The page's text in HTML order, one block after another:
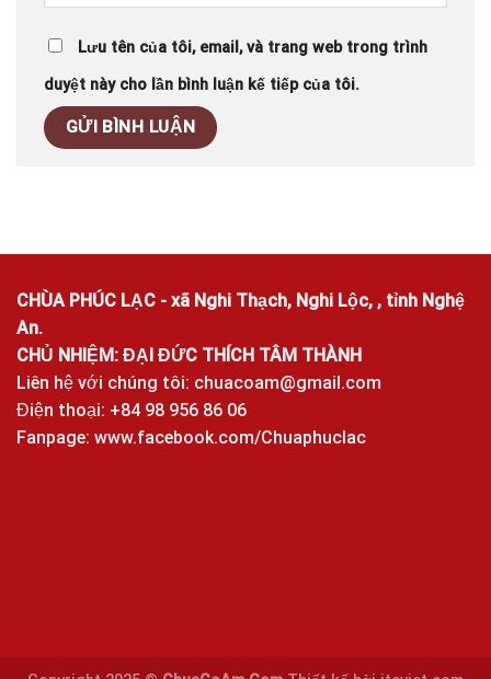
Lưu tên của tôi, email, và trang web trong trình
duyệt này cho lần bình luận kế tiếp của tôi.
CHÙA PHÚC LẠC - xã Nghi Thạch, Nghi Lộc, , tỉnh Nghệ
An.
CHỦ NHIỆM: ĐẠI ĐỨC THÍCH TÂM THÀNH
Liên hệ với chúng tôi: chuacoam@gmail.com
Điện thoại: +84 98 956 86 06
Fanpage: www.facebook.com/Chuaphuclac